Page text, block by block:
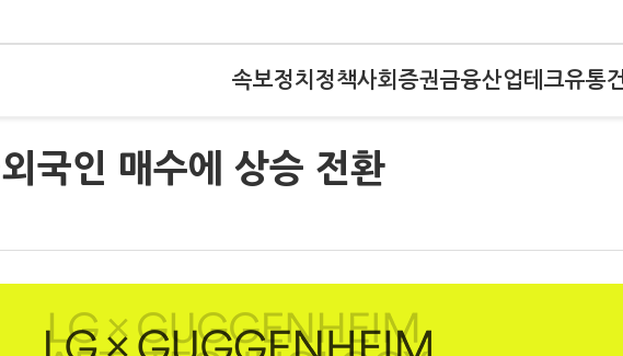
속보정치 정책사회 증권금융산업테크유통
국인 매수에 상승 전환